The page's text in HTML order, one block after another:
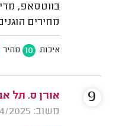
בווטסאפ,
מחירים
איכות 10 מחיר
אורן ס. תל
משוב: 14/04/2025
9